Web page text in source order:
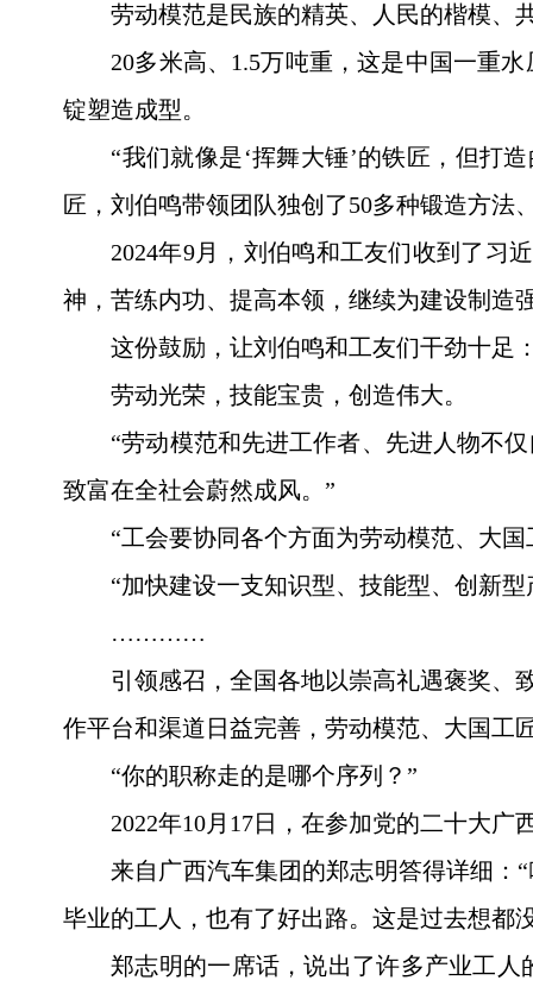
劳动模范是民族的精英、人民的楷模、
20多米高、1.5万吨重，这是中国一重
锭塑造成型。
“我们就像是‘挥舞大锤’的铁匠，但打
匠，刘伯鸣带领团队独创了50多种锻造方法
2024年9月，刘伯鸣和工友们收到了习
神，苦练内功、提高本领，继续为建设制造
这份鼓励，让刘伯鸣和工友们干劲十足
劳动光荣，技能宝贵，创造伟大。
“劳动模范和先进工作者、先进人物不
致富在全社会蔚然成风。”
“工会要协同各个方面为劳动模范、大
“加快建设一支知识型、技能型、创新
…………
引领感召，全国各地以崇高礼遇褒奖、
作平台和渠道日益完善，劳动模范、大国工
“你的职称走的是哪个序列？”
2022年10月17日，在参加党的二十大
来自广西汽车集团的郑志明答得详细：
毕业的工人，也有了好出路。这是过去想都
郑志明的一席话，说出了许多产业工